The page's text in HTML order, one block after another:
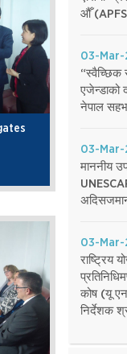
औँ
03-Mar-
“स्वैच्छिक
एजेन्डाको
नेपाल
03-Mar-
माननीय
03-Mar-
राष्ट्रिय
कोष (यू एन
निर्देशक